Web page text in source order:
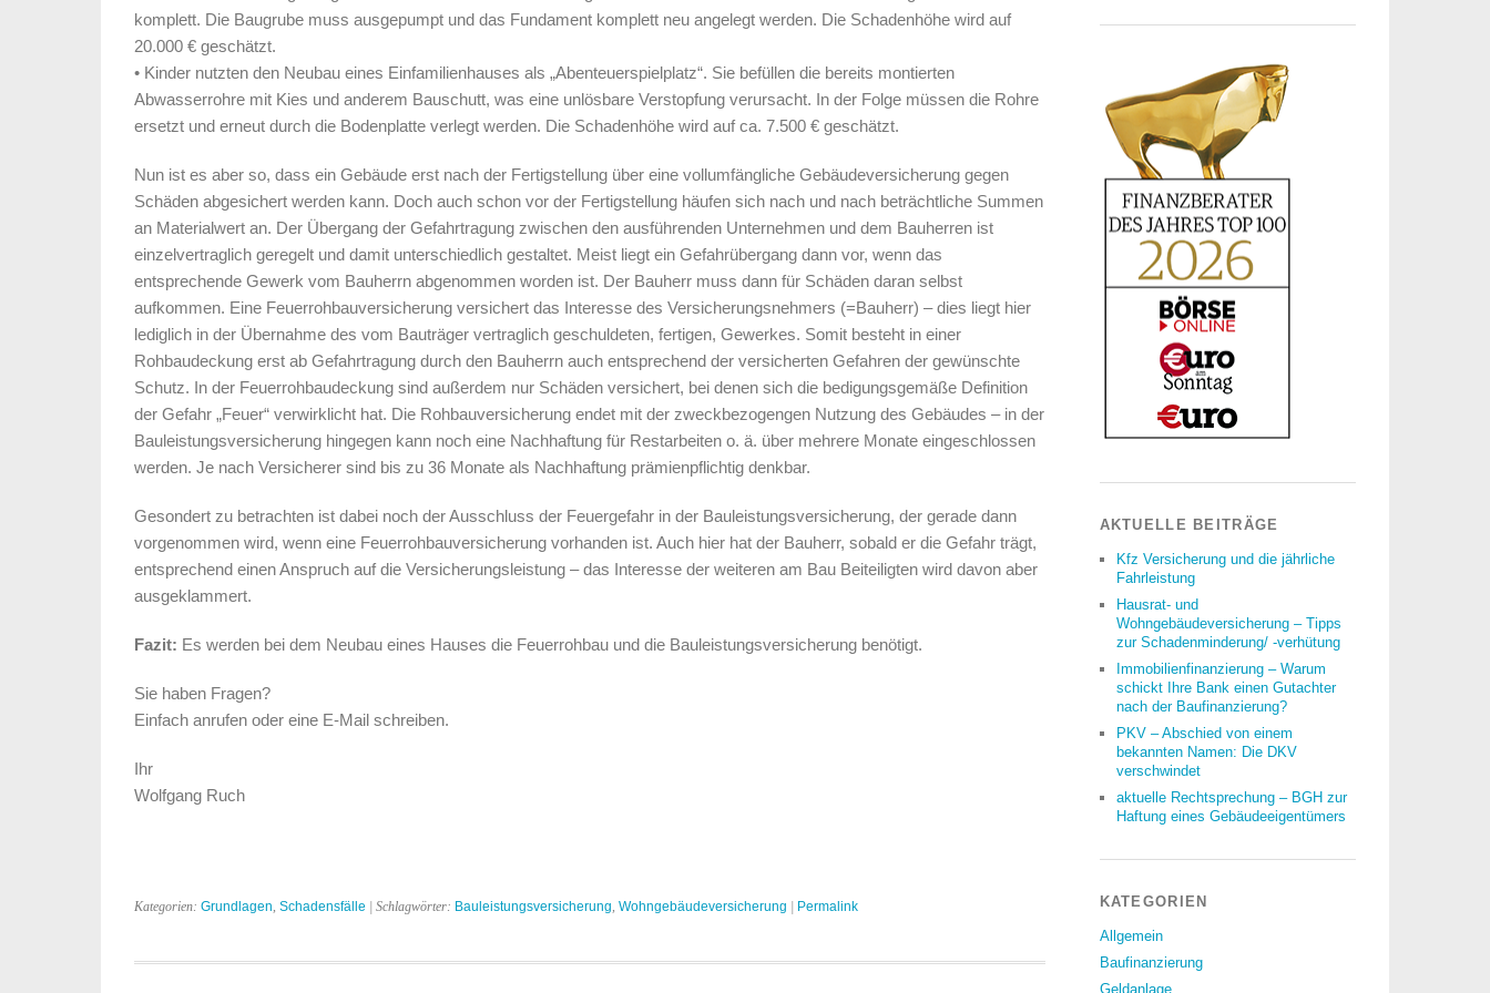
komplett. Die Baugrube muss ausgepumpt und das Fundament komplett neu angelegt werden. Die Schadenhöhe wird auf
20.000 € geschätzt.
• Kinder nutzten den Neubau eines Einfamilienhauses als „Abenteuerspielplatz“. Sie befüllen die bereits montierten
Abwasserrohre mit Kies und anderem Bauschutt, was eine unlösbare Verstopfung verursacht. In der Folge müssen die Rohre
ersetzt und erneut durch die Bodenplatte verlegt werden. Die Schadenhöhe wird auf ca. 7.500 € geschätzt.
Nun ist es aber so, dass ein Gebäude erst nach der Fertigstellung über eine vollumfängliche Gebäudeversicherung gegen
Schäden abgesichert werden kann. Doch auch schon vor der Fertigstellung häufen sich nach und nach beträchtliche Summen
an Materialwert an. Der Übergang der Gefahrtragung zwischen den ausführenden Unternehmen und dem Bauherren ist
einzelvertraglich geregelt und damit unterschiedlich gestaltet. Meist liegt ein Gefahrübergang dann vor, wenn das
entsprechende Gewerk vom Bauherrn abgenommen worden ist. Der Bauherr muss dann für Schäden daran selbst
aufkommen. Eine Feuerrohbauversicherung versichert das Interesse des Versicherungsnehmers (=Bauherr) – dies liegt hier
lediglich in der Übernahme des vom Bauträger vertraglich geschuldeten, fertigen, Gewerkes. Somit besteht in einer
Rohbaudeckung erst ab Gefahrtragung durch den Bauherrn auch entsprechend der versicherten Gefahren der gewünschte
Schutz. In der Feuerrohbaudeckung sind außerdem nur Schäden versichert, bei denen sich die bedigungsgemäße Definition
der Gefahr „Feuer“ verwirklicht hat. Die Rohbauversicherung endet mit der zweckbezogengen Nutzung des Gebäudes – in der
Bauleistungsversicherung hingegen kann noch eine Nachhaftung für Restarbeiten o. ä. über mehrere Monate eingeschlossen
werden. Je nach Versicherer sind bis zu 36 Monate als Nachhaftung prämienpflichtig denkbar.
Gesondert zu betrachten ist dabei noch der Ausschluss der Feuergefahr in der Bauleistungsversicherung, der gerade dann
vorgenommen wird, wenn eine Feuerrohbauversicherung vorhanden ist. Auch hier hat der Bauherr, sobald er die Gefahr trägt,
entsprechend einen Anspruch auf die Versicherungsleistung – das Interesse der weiteren am Bau Beiteiligten wird davon aber
ausgeklammert.
Fazit: Es werden bei dem Neubau eines Hauses die Feuerrohbau und die Bauleistungsversicherung benötigt.
Sie haben Fragen?
Einfach anrufen oder eine E-Mail schreiben.
Ihr
Wolfgang Ruch
Kategorien: Grundlagen, Schadensfälle | Schlagwörter: Bauleistungsversicherung, Wohngebäudeversicherung Permalink
AKTUELLE BEITRÄGE
Kfz Versicherung und die jährliche
Fahrleistung
Hausrat- und
Wohngebäudeversicherung – Tipps
zur Schadenminderung/ -verhütung
Immobilienfinanzierung – Warum
schickt Ihre Bank einen Gutachter
nach der Baufinanzierung?
PKV – Abschied von einem
bekannten Namen: Die DKV
verschwindet
aktuelle Rechtsprechung – BGH zur
Haftung eines Gebäudeeigentümers
KATEGORIEN
Allgemein
Baufinanzierung
Geldanlage